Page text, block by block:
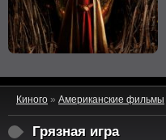
Киного » Американские фильмы
Грязная игра